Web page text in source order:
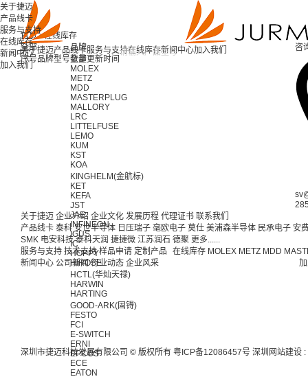
关于捷迈产品线卡服务与支持在线库存新闻中心加入我们
关于捷迈
产品线卡
服务与支持
在线库存
新闻中心
加入我们
首页 >在线库存
咨
全部
品牌
全部
MOLEX
METZ
MDD
MASTERPLUG
MALLORY
LRC
LITTELFUSE
LEMO
KUM
KST
KOA
KINGHELM(金航标)
KET
KEFA
JST
JAE
INFINEON
IGUS
IC
HOPPY
HIROSE
HCTL(华灿天禄)
HARWIN
HARTING
GOOD-ARK(固锝)
FESTO
FCI
E-SWITCH
ERNI
EPCOS
ECE
EATON
序号品牌型号数量更新时间
关于捷迈 企业介绍 企业文化 发展历程 代理证书 联系我们
产品线卡 泰科 安世半导体 日压瑞子 毫欧电子 莫仕 美浦森半导体 民承电子 安
SMK 电安科技 泰科天润 捷捷微 江苏润石 德聚 更多......
服务与支持 技术支持 样品申请 定制产品 在线库存 MOLEX METZ MDD
新闻中心 公司新闻 行业动态 企业风采
深圳市捷迈科技发展有限公司 © 版权所有 粤ICP备12086457号 深圳网站建设 :